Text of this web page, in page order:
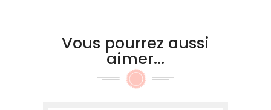
Vous pourrez aussi
aimer...